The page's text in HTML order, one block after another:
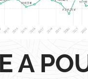
A